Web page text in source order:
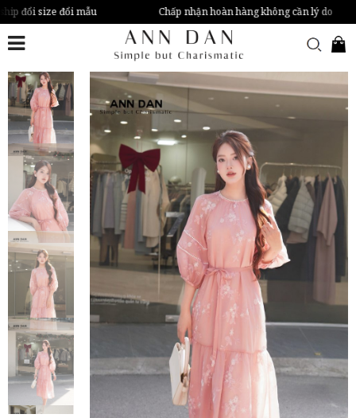
đổi size đổi mẫu Chấp nhận hoàn hàng không cần lý do